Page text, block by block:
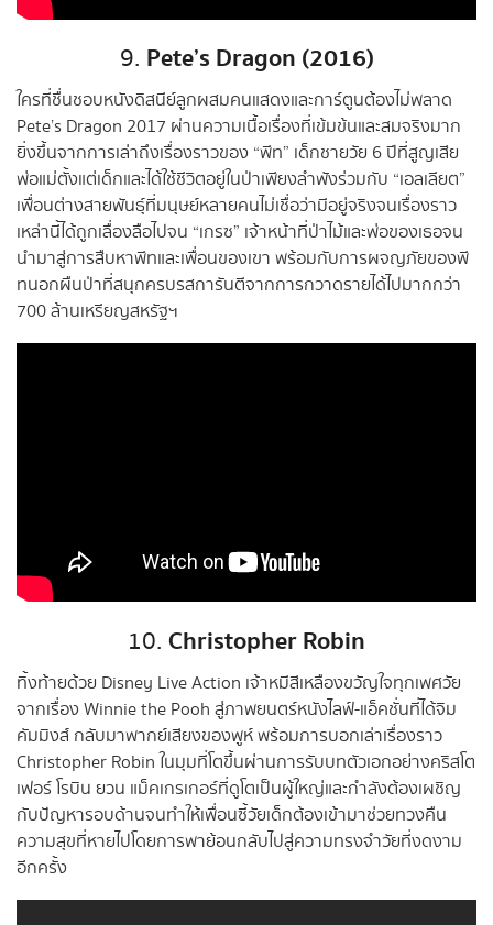
9. Pete’s Dragon (2016)
ใครที่ชื่นชอบหนังดิสนีย์ลูกผสมคนแสดงและการ์ตูนต้องไม่พลาด
Pete’s Dragon 2017 ผ่านความเนื้อเรื่องที่เข้มข้นและสมจริงมาก
ยิ่งขึ้นจากการเล่าถึงเรื่องราวของ “พีท” เด็กชายวัย 6 ปีที่สูญเสีย
พ่อแม่ตั้งแต่เด็กและได้ใช้ชีวิตอยู่ในป่าเพียงลำพังร่วมกับ “เอลเลียต”
เพื่อนต่างสายพันธุ์ที่มนุษย์หลายคนไม่เชื่อว่ามีอยู่จริงจนเรื่องราว
เหล่านี้ได้ถูกเลื่องลือไปจน “เกรซ” เจ้าหน้าที่ป่าไม้และพ่อของเธอจน
นำมาสู่การสืบหาพีทและเพื่อนของเขา พร้อมกับการผจญภัยของพี
ทนอกผืนป่าที่สนุกครบรสการันตีจากการกวาดรายได้ไปมากกว่า
700 ล้านเหรียญสหรัฐฯ
10. Christopher Robin
ทิ้งท้ายด้วย Disney Live Action เจ้าหมีสีเหลืองขวัญใจทุกเพศวัย
จากเรื่อง Winnie the Pooh สู่ภาพยนตร์หนังไลฟ์-แอ็คชั่นที่ได้จิม
คัมมิงส์ กลับมาพากย์เสียงของพูห์ พร้อมการบอกเล่าเรื่องราว
Christopher Robin ในมุมที่โตขึ้นผ่านการรับบทตัวเอกอย่างคริสโต
เฟอร์ โรบิน ยวน แม็คเกรเกอร์ที่ดูโตเป็นผู้ใหญ่และกำลังต้องเผชิญ
กับปัญหารอบด้านจนทำให้เพื่อนซี้วัยเด็กต้องเข้ามาช่วยทวงคืน
ความสุขที่หายไปโดยการพาย้อนกลับไปสู่ความทรงจำวัยที่งดงาม
อีกครั้ง